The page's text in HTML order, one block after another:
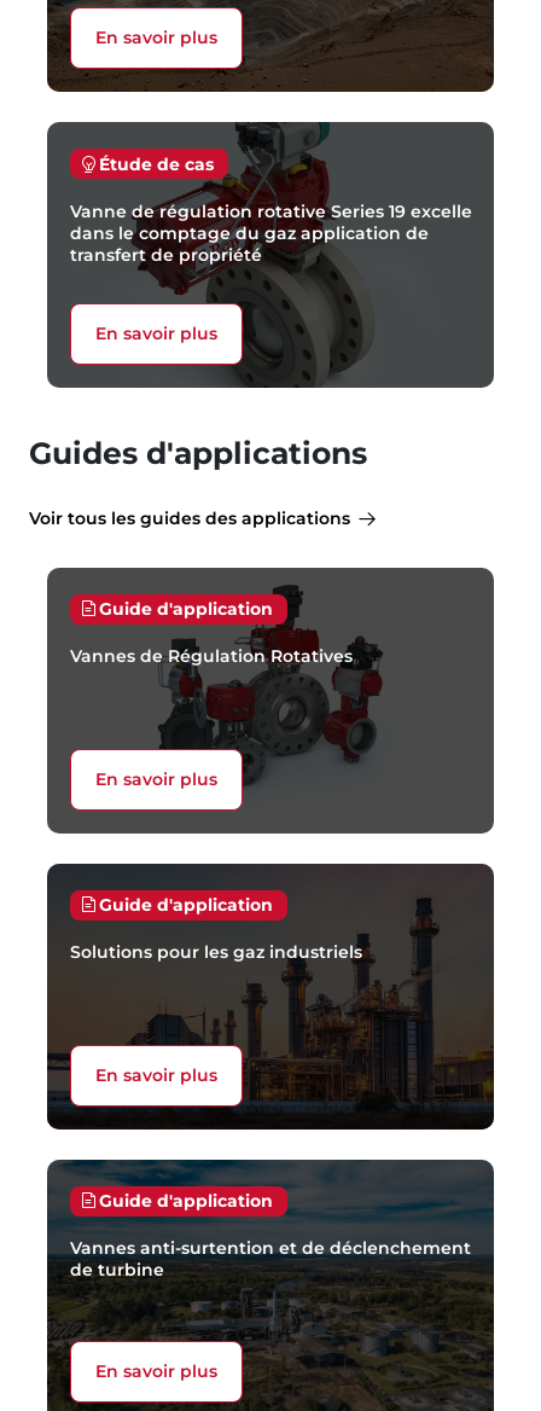
En savoir plus
Étude de cas
Vanne de régulation rotative Series 19 excelle
dans le comptage du gaz application de
transfert de propriété
En savoir plus
Guides d'applications
Voir tous les guides des applications
Guide d'application
Vannes de Régulation Rotatives
En savoir plus
Guide d'application
Solutions pour les gaz industriels
En savoir plus
Guide d'application
Vannes anti-surtention et de déclenchement
de turbine
En savoir plus